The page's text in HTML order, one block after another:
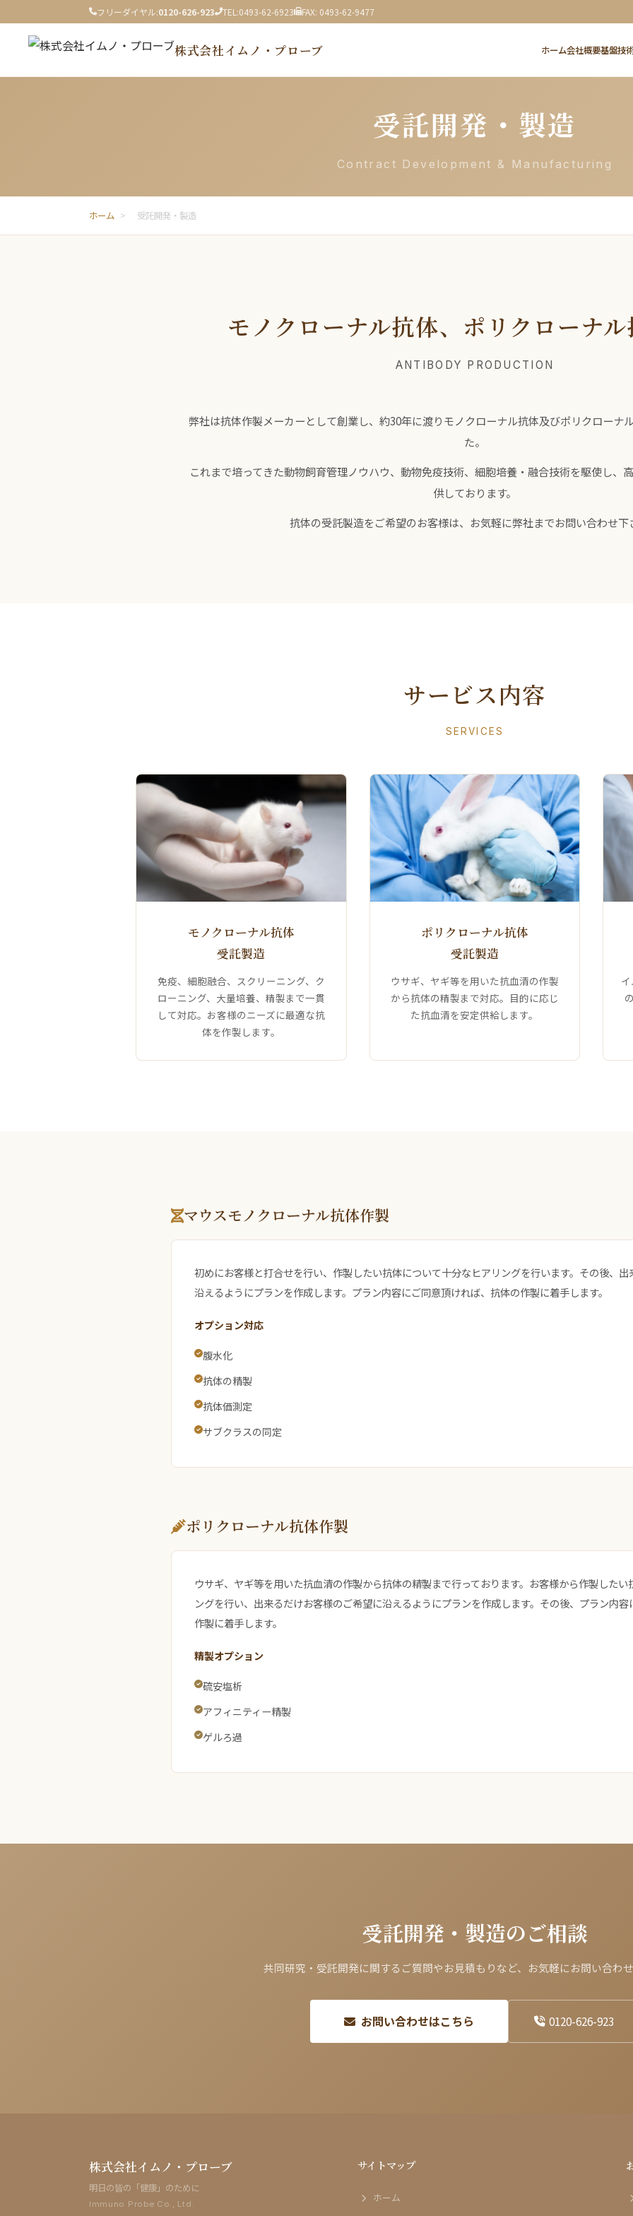
フリーダイヤル:0120-626-923 TEL:0493-62-6923 FAX: 0493-62-9477
株式会社イムノ・プローブ ホーム会社概要基盤技
受託開発・製造
Contract Development & Manufacturing
ホーム > 受託開発・製造
モノクローナル抗体、ポリクローナ
ANTIBODY PRODUCTION
弊社は抗体作製メーカーとして創業し、約30年に渡りモノクローナル抗体及びポリクローナ
た。
これまで培ってきた動物飼育管理ノウハウ、動物免疫技術、細胞培養・融合技術を駆使し、
供しております。
抗体の受託製造をご希望のお客様は、お気軽に弊社までお問い合わせ下
サービス内容
SERVICES
モノクローナル抗体
受託製造
免疫、細胞融合、スクリーニング、ク
ローニング、大量培養、精製まで一貫
して対応。お客様のニーズに最適な抗
体を作製します。
ポリクローナル抗体
受託製造
ウサギ、ヤギ等を用いた抗血清の作製
から抗体の精製まで対応。目的に応じ
た抗血清を安定供給します。
マウスモノクローナル抗体作製
初めにお客様と打合せを行い、作製したい抗体について十分なヒアリングを行います。その後、
沿えるようにプランを作成します。プラン内容にご同意頂ければ、抗体の作製に着手します。
オプション対応
腹水化
抗体の精製
抗体価測定
サブクラスの同定
ポリクローナル抗体作製
ウサギ、ヤギ等を用いた抗血清の作製から抗体の精製まで行っております。お客様から作製した
ングを行い、出来るだけお客様のご希望に沿えるようにプランを作成します。その後、プラン内
作製に着手します。
精製オプション
硫安塩析
アフィニティー精製
ゲルろ過
受託開発・製造のご相談
共同研究・受託開発に関するご質問やお見積もりなど、お気軽にお問い合わ
お問い合わせはこちら 0120-626-923
株式会社イムノ・プローブ
明日の皆の「健康」のために
Immuno Probe Co., Ltd.
サイトマップ
ホーム